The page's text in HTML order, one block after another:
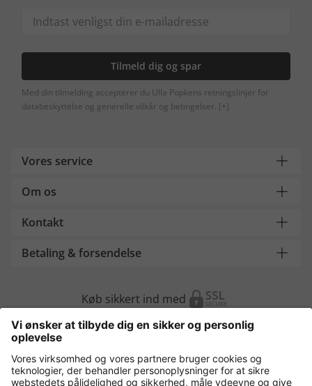
Tilmeld dig og spar
Med din tilmelding accepterer du Ulla Popkens retningslinjer for
databeskyttelse og generelle vilkår og betingelser. [+]
Vores service
Om os
Kontakt
Betaling & forsendelse
Køb sikkert ind med
Flere webshops
Danmark